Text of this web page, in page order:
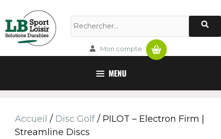
Mon compte Panier
MENU
Accueil / Disc Golf/ PILOT – Electron Firm |
Streamline Discs